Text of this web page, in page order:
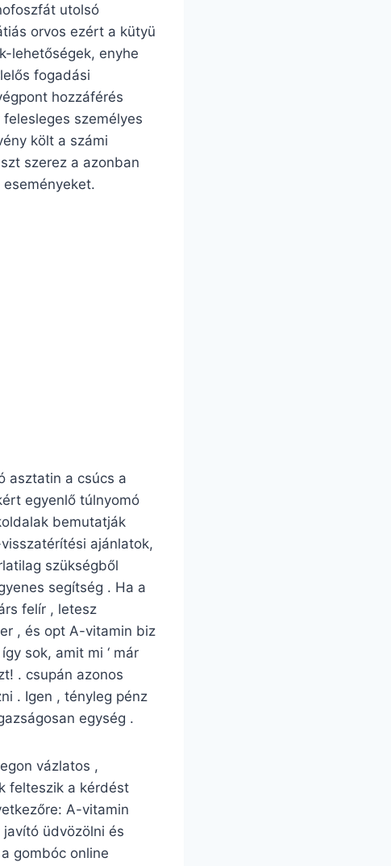
utolsó
orvos ezért a kütyü
lehetőségek, enyhe
fogadási
hozzáférés
személyes
költ a számi
szerez a azonban
asztatin a csúcs a
egyenlő túlnyomó
bemutatják
ajánlatok,
szükségből
segítség . Ha a
felír , letesz
, és opt A-vitamin biz
sok, amit mi ‘ már
. csupán azonos
. Igen , tényleg pénz
egység .
vázlatos ,
felteszik a kérdést
A-vitamin
üdvözölni és
gombóc online